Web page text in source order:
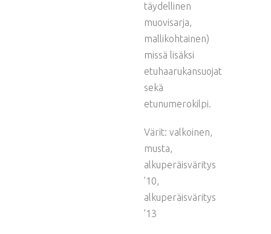
täydellinen
muovisarja,
mallikohtainen)
missä lisäksi
etuhaarukansuojat
sekä
etunumerokilpi.
Värit: valkoinen,
musta,
alkuperäisväritys
’10,
alkuperäisväritys
’13